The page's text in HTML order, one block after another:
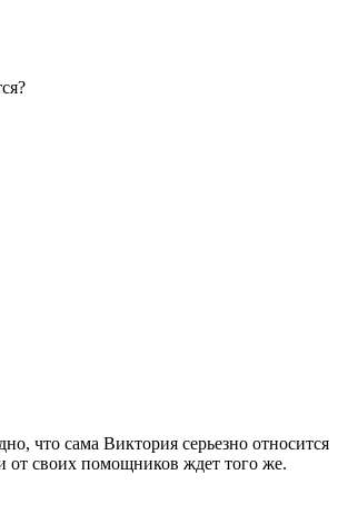
что сама Виктория серьезно относится
от своих помощников ждет того же.